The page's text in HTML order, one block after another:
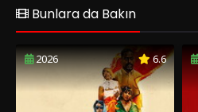
Bunlara da Bakın
2026 6.6